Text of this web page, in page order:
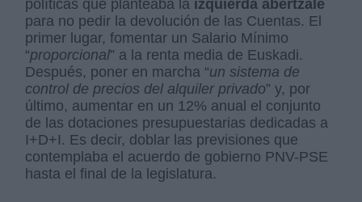
políticas que planteaba la izquierda abertzale
para no pedir la devolución de las Cuentas. El
primer lugar, fomentar un Salario Mínimo
“proporcional” a la renta media de Euskadi.
Después, poner en marcha “un sistema de
control de precios del alquiler privado” y, por
último, aumentar en un 12% anual el conjunto
de las dotaciones presupuestarias dedicadas a
I+D+I. Es decir, doblar las previsiones que
contemplaba el acuerdo de gobierno PNV-PSE
hasta el final de la legislatura.